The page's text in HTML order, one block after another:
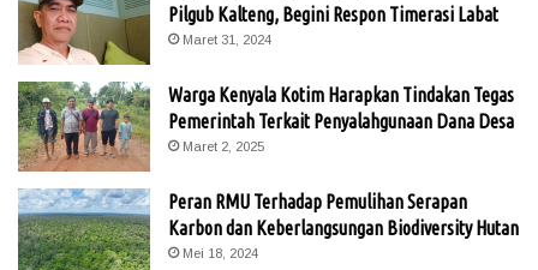
Pilgub Kalteng, Begini Respon Timerasi Labat
Maret 31, 2024
Warga Kenyala Kotim Harapkan Tindakan Tegas
Pemerintah Terkait Penyalahgunaan Dana Desa
Maret 2, 2025
Peran RMU Terhadap Pemulihan Serapan
Karbon dan Keberlangsungan Biodiversity Hutan
Mei 18, 2024